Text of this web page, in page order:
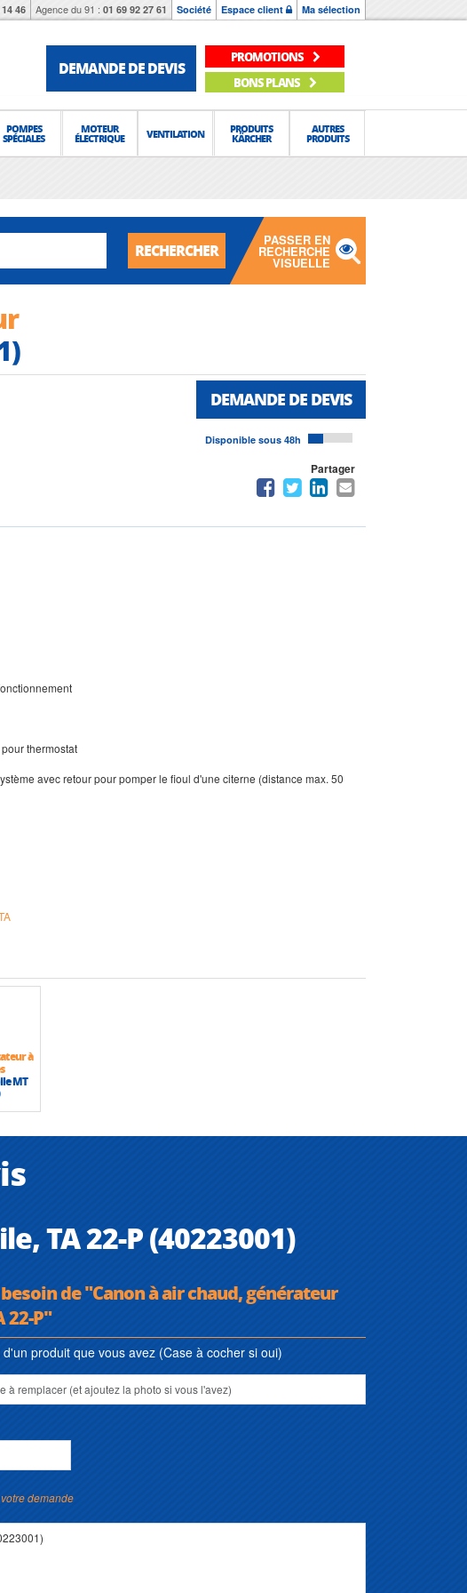
46 Agence du 91 : 01 69 92 27 61 Société Espace client Ma sélection
DEMANDE DE DEVIS
PROMOTIONS
BONS PLANS
POMPES
SPÉCIALES
MOTEUR
ÉLECTRIQUE VENTILATION PRODUITS
KÄRCHER
AUTRES
PRODUITS
RECHERCHER
PASSER EN
RECHERCHE
VISUELLE
DEMANDE DE DEVIS
Disponible sous 48h
Partager
thermostat
avec retour pour pomper le fioul d'une citerne (distance max. 50
à
MT
TA 22-P (40223001)
de "Canon à air chaud, générateur
22-P"
produit que vous avez (Case à cocher si oui)
demande